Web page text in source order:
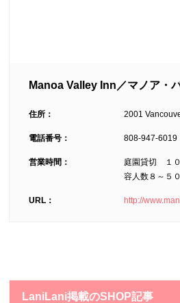
Manoa Valley Inn／マノア・
住所： 2001
電話番号： 808-947-6019
営業時間：
庭園貸切 １
容人数８～５０
URL： http://
LaniLani掲載のSHOP記事